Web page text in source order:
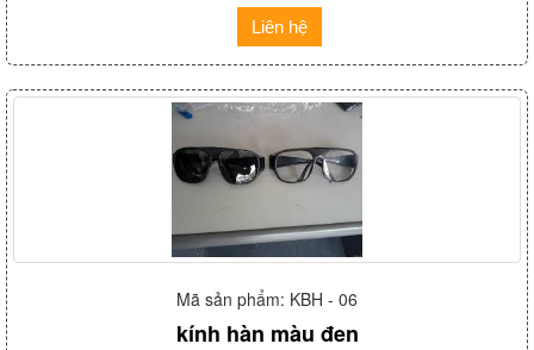
Liên hệ
Mã sản phẩm: KBH - 06
kính hàn màu đen